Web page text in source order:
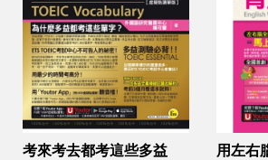
考來考去都考這些多益
用左右